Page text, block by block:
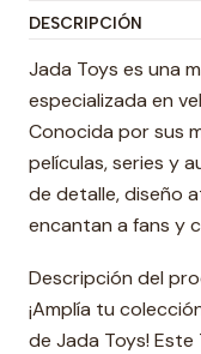
DESCRIPCIÓN
Jada Toys es una
especializada en
Conocida por sus
películas, series y
de detalle, diseño
encantan a fans y
Descripción del
¡Amplía tu
de Jada Toys!